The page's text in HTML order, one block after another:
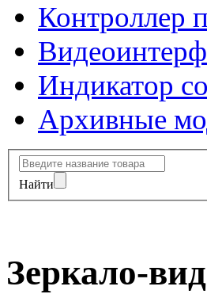
Контроллер
Индикатор
Архивные
Найти
Зеркало-